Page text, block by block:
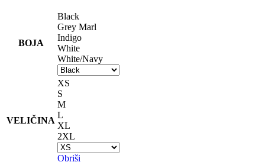
BOJA
Black
Grey Marl
Indigo
White
White/Navy
VELIČINA
XS
S
M
L
XL
2XL
Obriši